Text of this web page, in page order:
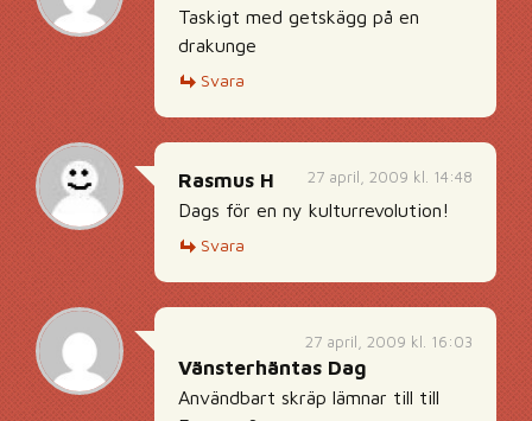
Taskigt med getskägg på en
drakunge
Svara
27 april, 2009 kl. 14:48
Rasmus H
Dags för en ny kulturrevolution!
Svara
27 april, 2009 kl. 16:03
Vänsterhäntas Dag
Användbart skräp lämnar till till